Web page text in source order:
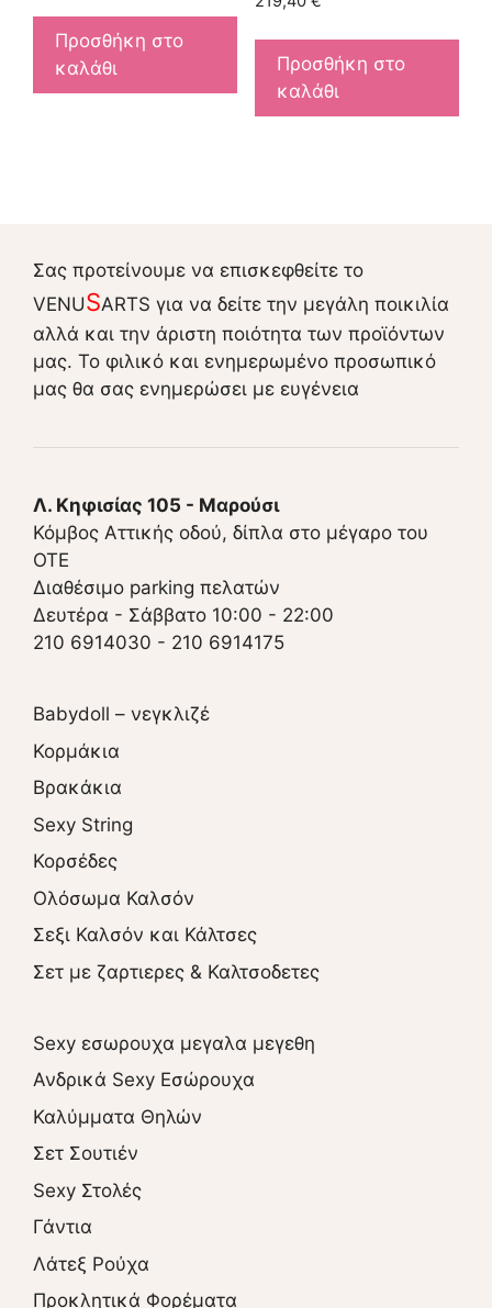
Προσθήκη στο
καλάθι
Προσθήκη στο
καλάθι
Σας προτείνουμε να επισκεφθείτε το
VENUSARTS για να δείτε την μεγάλη ποικιλία
αλλά και την άριστη ποιότητα των προϊόντων
μας. Το φιλικό και ενημερωμένο προσωπικό
μας θα σας ενημερώσει με ευγένεια
Λ. Κηφισίας 105 - Μαρούσι
Κόμβος Αττικής οδού, δίπλα στο μέγαρο του
ΟΤΕ
Διαθέσιμο parking πελατών
Δευτέρα - Σάββατο 10:00 - 22:00
210 6914030 - 210 6914175
Babydoll – νεγκλιζέ
Κορμάκια
Βρακάκια
Sexy String
Κορσέδες
Ολόσωμα Καλσόν
Σεξι Καλσόν και Κάλτσες
Σετ με ζαρτιερες & Καλτσοδετες
Sexy εσωρουχα μεγαλα μεγεθη
Ανδρικά Sexy Εσώρουχα
Καλύμματα Θηλών
Σετ Σουτιέν
Sexy Στολές
Γάντια
Λάτεξ Ρούχα
Προκλητικά Φορέματα